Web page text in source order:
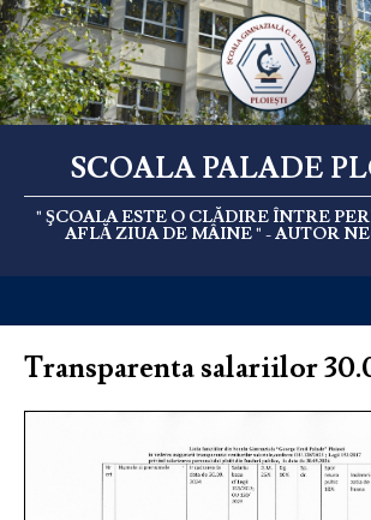
SCOALA PALADE
" ŞCOALA ESTE O CLĂDIRE ÎNTRE
AFLĂ ZIUA DE MÂINE " - AUTOR
Transparenta salariilor